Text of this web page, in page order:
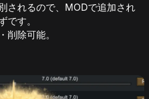
されるので、MODで追加され
です。
削除可能。